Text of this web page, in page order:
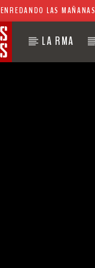
ENREDANDO LAS MAÑANAS
LA RMA